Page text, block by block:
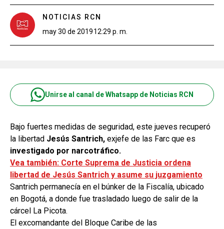
NOTICIAS RCN
may 30 de 201912:29 p. m.
Unirse al canal de Whatsapp de Noticias RCN
Bajo fuertes medidas de seguridad, este jueves recuperó
la libertad Jesús Santrich, exjefe de las Farc que es
investigado por narcotráfico.
Vea también: Corte Suprema de Justicia ordena
libertad de Jesús Santrich y asume su juzgamiento
Santrich permanecía en el búnker de la Fiscalía, ubicado
en Bogotá, a donde fue trasladado luego de salir de la
cárcel La Picota.
El excomandante del Bloque Caribe de las